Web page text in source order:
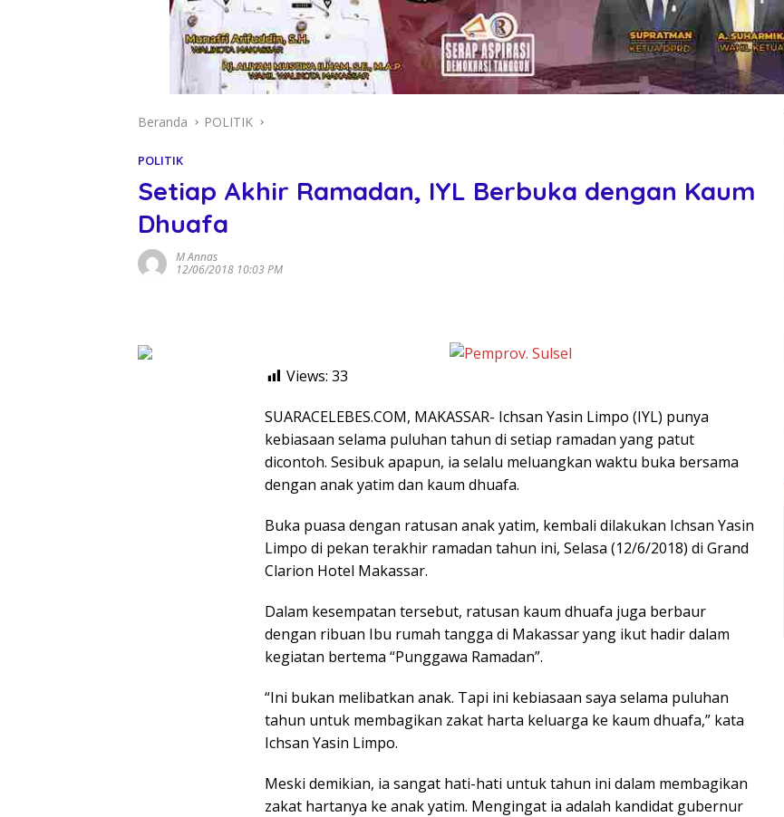
Beranda POLITIK
POLITIK
Setiap Akhir Ramadan, IYL Berbuka dengan Kaum
Dhuafa
M Annas
12/06/2018 10:03 PM
Views: 33
SUARACELEBES.COM, MAKASSAR- Ichsan Yasin Limpo (IYL) punya
kebiasaan selama puluhan tahun di setiap ramadan yang patut
dicontoh. Sesibuk apapun, ia selalu meluangkan waktu buka bersama
dengan anak yatim dan kaum dhuafa.
Buka puasa dengan ratusan anak yatim, kembali dilakukan Ichsan Yasin
Limpo di pekan terakhir ramadan tahun ini, Selasa (12/6/2018) di Grand
Clarion Hotel Makassar.
Dalam kesempatan tersebut, ratusan kaum dhuafa juga berbaur
dengan ribuan Ibu rumah tangga di Makassar yang ikut hadir dalam
kegiatan bertema “Punggawa Ramadan”.
“Ini bukan melibatkan anak. Tapi ini kebiasaan saya selama puluhan
tahun untuk membagikan zakat harta keluarga ke kaum dhuafa,” kata
Ichsan Yasin Limpo.
Meski demikian, ia sangat hati-hati untuk tahun ini dalam membagikan
zakat hartanya ke anak yatim. Mengingat ia adalah kandidat gubernur